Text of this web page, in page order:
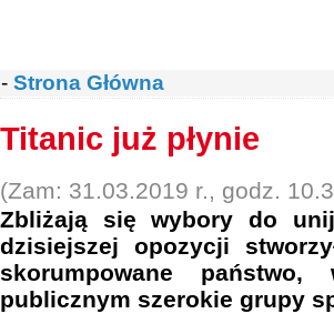
- Strona Główna
Titanic już płynie
(Zam: 31.03.2019 r., godz.
Zbliżają się wybory do
dzisiejszej opozycji
skorumpowane
publicznym szerokie grupy